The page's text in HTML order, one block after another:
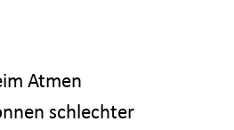
Atmen
schlechter